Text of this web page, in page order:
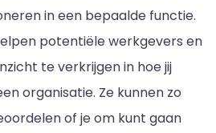
in een bepaalde functie.
potentiële werkgevers en
te verkrijgen in hoe jij
organisatie. Ze kunnen zo
of je om kunt gaan